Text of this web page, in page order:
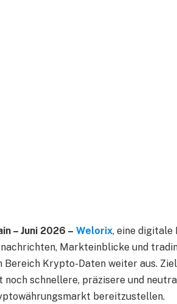
– Juni 2026 – Welorix, eine
Markteinblicke und
Bereich Krypto-Daten weiter aus.
noch schnellere, präzisere und
bereitzustellen.